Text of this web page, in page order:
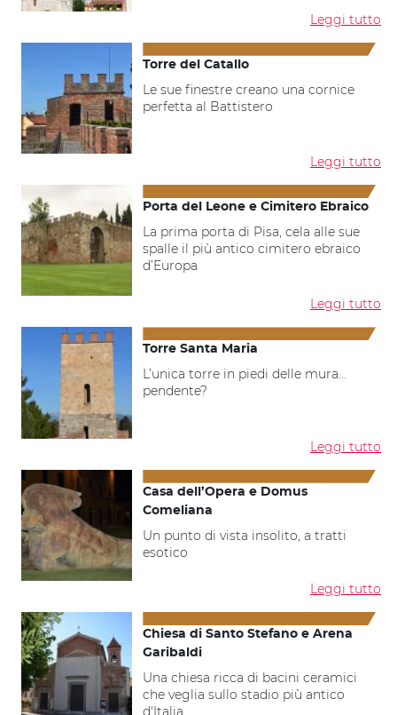
Leggi tutto
Torre del Catallo
Le sue finestre creano una cornice
perfetta al Battistero
Leggi tutto
Porta del Leone e Cimitero Ebraico
La prima porta di Pisa, cela alle sue
spalle il più antico cimitero ebraico
d’Europa
Leggi tutto
Torre Santa Maria
L’unica torre in piedi delle mura…
pendente?
Leggi tutto
Casa dell’Opera e Domus
Comeliana
Un punto di vista insolito, a tratti
esotico
Leggi tutto
Chiesa di Santo Stefano e Arena
Garibaldi
Una chiesa ricca di bacini ceramici
che veglia sullo stadio più antico
d'Italia